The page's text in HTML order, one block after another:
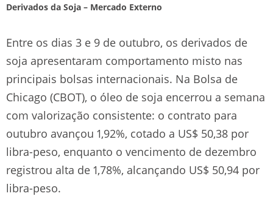
Derivados da Soja – Mercado Externo
Entre os dias 3 e 9 de outubro, os derivados de
soja apresentaram comportamento misto nas
principais bolsas internacionais. Na Bolsa de
Chicago (CBOT), o óleo de soja encerrou a semana
com valorização consistente: o contrato para
outubro avançou 1,92%, cotado a US$ 50,38 por
libra-peso, enquanto o vencimento de dezembro
registrou alta de 1,78%, alcançando US$ 50,94 por
libra-peso.